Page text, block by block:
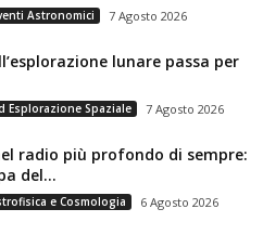
Astronomici 7 Agosto 2026
lunare passa per
Esplorazione Spaziale 7 Agosto 2026
radio più profondo di sempre:
del...
e Cosmologia 6 Agosto 2026